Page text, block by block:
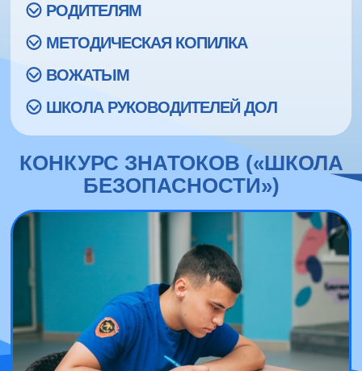
РОДИТЕЛЯМ
МЕТОДИЧЕСКАЯ КОПИЛКА
ВОЖАТЫМ
ШКОЛА РУКОВОДИТЕЛЕЙ ДОЛ
КОНКУРС ЗНАТОКОВ («ШКОЛА
БЕЗОПАСНОСТИ»)